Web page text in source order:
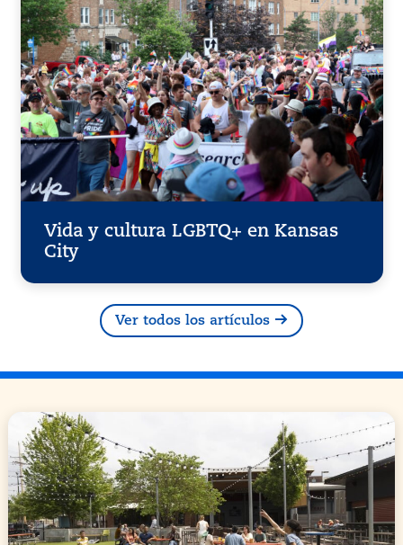
Vida y cultura LGBTQ+ en Kansas
City
Ver todos los artículos